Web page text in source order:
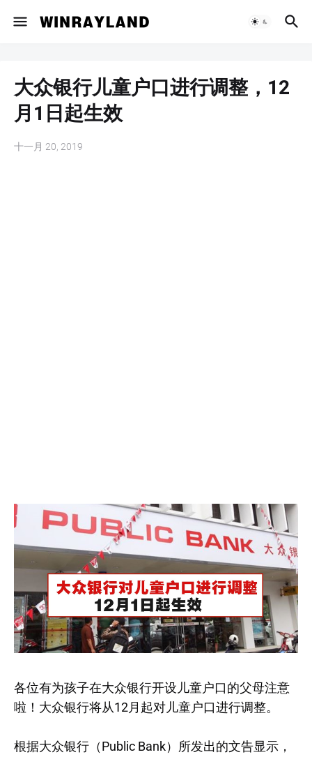
大众银行儿童户口进行调整，12
月1日起生效
十一月 20, 2019
各位有为孩子在大众银行开设儿童户口的父母注意
啦！大众银行将从12月起对儿童户口进行调整。
根据大众银行（Public Bank）所发出的文告显示，